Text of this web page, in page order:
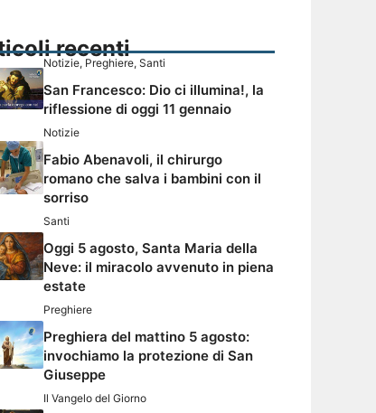
recenti
Notizie, Preghiere, Santi
San Francesco: Dio ci illumina!, la
riflessione di oggi 11 gennaio
Notizie
Fabio Abenavoli, il chirurgo
romano che salva i bambini con il
sorriso
Santi
Oggi 5 agosto, Santa Maria della
Neve: il miracolo avvenuto in piena
estate
Preghiere
Preghiera del mattino 5 agosto:
invochiamo la protezione di San
Giuseppe
Il Vangelo del Giorno